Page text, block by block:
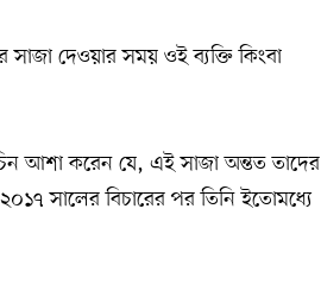
সাজা দেওয়ার সময় ওই ব্যক্তি কিংবা
আশা করেন যে, এই সাজা অন্তত তাদের
২০১৭ সালের বিচারের পর তিনি ইতোমধ্যে